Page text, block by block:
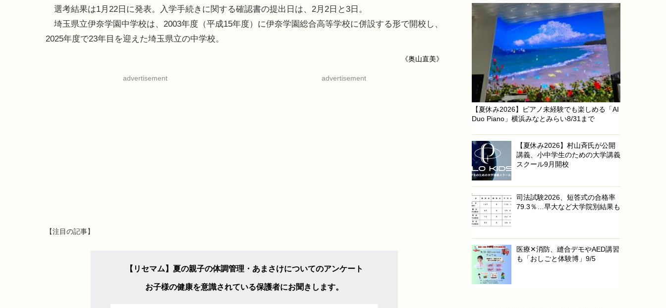
選考結果は1月22日に発表。入学手続きに関する確認書の提出日は、2月2日と3日。
埼玉県立伊奈学園中学校は、2003年度（平成15年度）に伊奈学園総合高等学校に併設する形で開校し、
2025年度で23年目を迎えた埼玉県立の中学校。
《奥山直美》
advertisement advertisement
【注目の記事】
【リセマム】夏の親子の体調管理・あまさけについてのアンケート
お子様の健康を意識されている保護者にお聞きします。
【夏休み2026】ピアノ未経験でも楽しめる「AI
Duo Piano」横浜みなとみらい8/31まで
【夏休み2026】村山斉氏が公開
講義、小中学生のための大学講義
スクール9月開校
司法試験2026、短答式の合格率
79.3％…早大など大学院別結果も
医療✕消防、縫合デモやAED講習
も「おしごと体験博」9/5